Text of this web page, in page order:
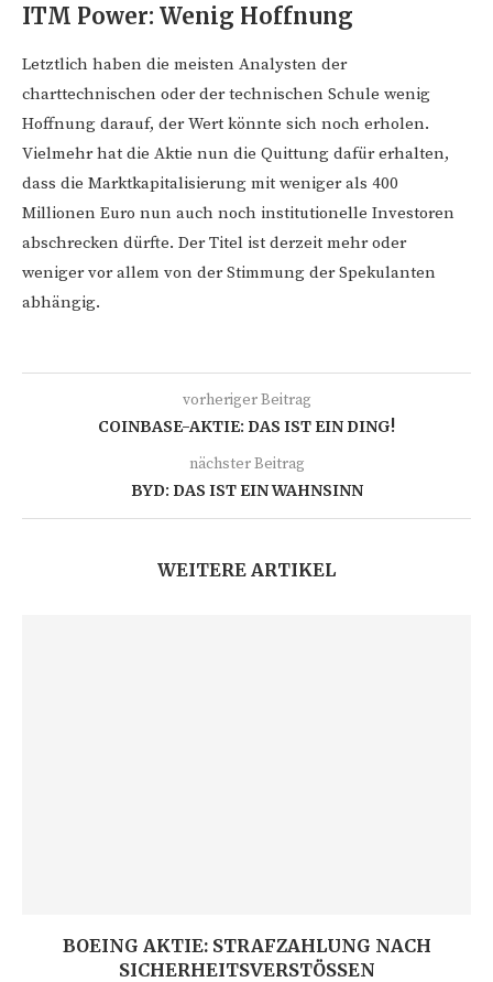
ITM Power: Wenig Hoffnung
Letztlich haben die meisten Analysten der
charttechnischen oder der technischen Schule wenig
Hoffnung darauf, der Wert könnte sich noch erholen.
Vielmehr hat die Aktie nun die Quittung dafür erhalten,
dass die Marktkapitalisierung mit weniger als 400
Millionen Euro nun auch noch institutionelle Investoren
abschrecken dürfte. Der Titel ist derzeit mehr oder
weniger vor allem von der Stimmung der Spekulanten
abhängig.
vorheriger Beitrag
COINBASE-AKTIE: DAS IST EIN DING!
nächster Beitrag
BYD: DAS IST EIN WAHNSINN
WEITERE ARTIKEL
BOEING AKTIE: STRAFZAHLUNG NACH
SICHERHEITSVERSTÖSSEN